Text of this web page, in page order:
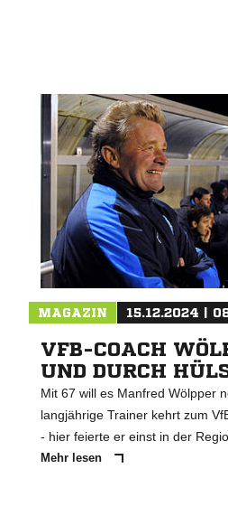
MAGAZIN 15.12.2024 |
VFB-COACH
UND DURCH
Mit 67 will es Manfred Wölpper
langjährige Trainer kehrt zum
- hier feierte er einst in der
Mehr lesen